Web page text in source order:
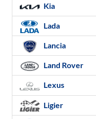
Kia
Lada
Lancia
Land Rover
Lexus
Ligier